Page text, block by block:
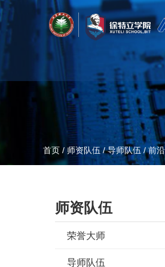
首页 /师资队伍/导师队伍/前
师资队伍
荣誉大师
导师队伍